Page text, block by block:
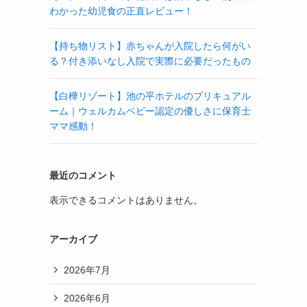
わかった幼児食の正直レビュー！
【持ち物リスト】赤ちゃんが入院したら何がい
る？付き添いなし入院で実際に必要だったもの
【白樺リゾート】池の平ホテルのプリキュアル
ーム｜ウェルカムベビー認定の優しさに保育士
ママ感動！
最近のコメント
表示できるコメントはありません。
アーカイブ
2026年7月
2026年6月